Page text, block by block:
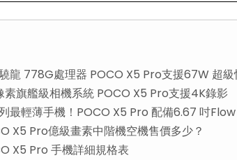
龍 778G處理器 POCO X5 Pro支援67W 超級
素旗艦級相機系統 POCO X5 Pro支援4K錄影
最輕薄手機！POCO X5 Pro 配備6.67 吋
X5 Pro億級畫素中階機空機售價多少？
X5 Pro 手機詳細規格表